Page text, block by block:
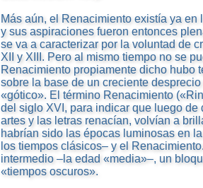
Más aún, el Renacimiento existía ya
y sus aspiraciones fueron entonces
se va a caracterizar por la voluntad de
XII y XIII. Pero al mismo tiempo no se
Renacimiento propiamente dicho hubo
sobre la base de un creciente
«gótico». El término Renacimiento
del siglo XVI, para indicar que luego
artes y las letras renacían, volvían a
habrían sido las épocas luminosas en
los tiempos clásicos– y el
intermedio –la edad «media»–, un
«tiempos oscuros».